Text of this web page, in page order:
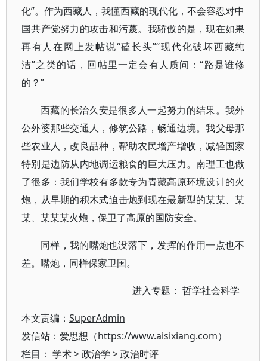
化”。作为西藏人，我懂西藏的现代化，不会容忍对中
国共产党努力的攻击和污蔑。我骄傲的是，现在如果
再有人在网上发帖说“磕长头”“现代化破坏西藏纯
洁”之类的话，回帖里一定会有人质问：“路是谁修
的？”
西藏的长治久安是很多人一起努力的结果。我外
公外婆那些交通人，修筑公路，畅通边境。我父母那
些农业人，改良品种，帮助农民增产增收，减轻国家
特别是边防从内地调运粮食的巨大压力。南理工也做
了很多：我们学校有多款专为青藏高原环境设计的火
炮，从早期的积木式迫击炮到现在最新型的某某、某
某、某某某火炮，保卫了高原的国防安全。
同样，我的嘴炮也没落下，发挥的作用一点也不
差。嘴炮，同样保家卫国。
进入专题：哲学社会科学
本文责编： SuperAdmin
发信站：爱思想（https://www.aisixiang.com）
栏目： 学术>政治学 >政治时评